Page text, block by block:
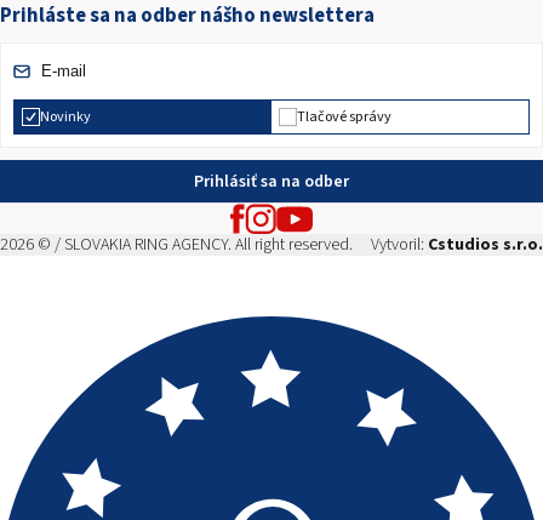
Prihláste sa na odber nášho newslettera
Novinky Tlačové správy
Prihlásiť sa na odber
2026 © / SLOVAKIA RING AGENCY. All right reserved. Vytvoril: Cstudios s.r.o.